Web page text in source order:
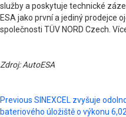
služby a poskytuje technické
ESA jako první a jediný prodejce
společnosti TÜV NORD Czech.
Zdroj: AutoESA
Post
Previous SINEXCEL zvyšuje
bateriového úložiště o výkonu